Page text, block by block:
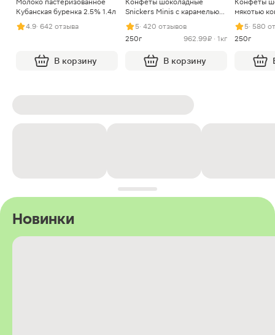
Кубанская буренка 2.5% 1.4л
4.9· 642 отзыва
В корзину
Snickers Minis с карамелью
арахисом и нугой
5· 420 отзывов
250г
962.99 ₽ · 1кг
В корзину
мякотью
5· 580
250г
Новинки